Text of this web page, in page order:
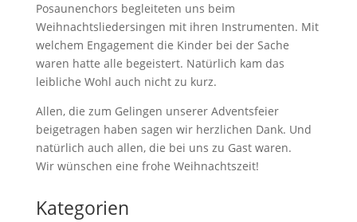
Posaunenchors begleiteten uns beim
Weihnachtsliedersingen mit ihren Instrumenten. Mit
welchem Engagement die Kinder bei der Sache
waren hatte alle begeistert. Natürlich kam das
leibliche Wohl auch nicht zu kurz.
Allen, die zum Gelingen unserer Adventsfeier
beigetragen haben sagen wir herzlichen Dank. Und
natürlich auch allen, die bei uns zu Gast waren.
Wir wünschen eine frohe Weihnachtszeit!
Kategorien